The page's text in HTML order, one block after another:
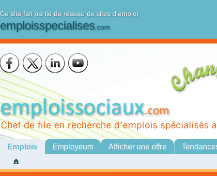
Ce site fait partie du réseau de sites d'emploi
emploisspecialises.com
Emplois Employeurs Afficher une offre